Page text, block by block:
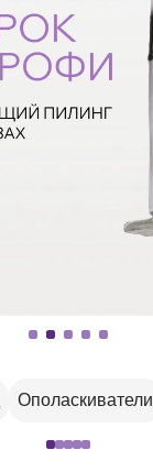
Ополаскиватели